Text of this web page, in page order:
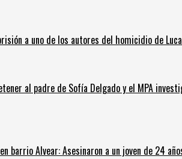
a uno de los autores del homicidio de
al padre de Sofía Delgado y el MPA
barrio Alvear: Asesinaron a un joven de 24